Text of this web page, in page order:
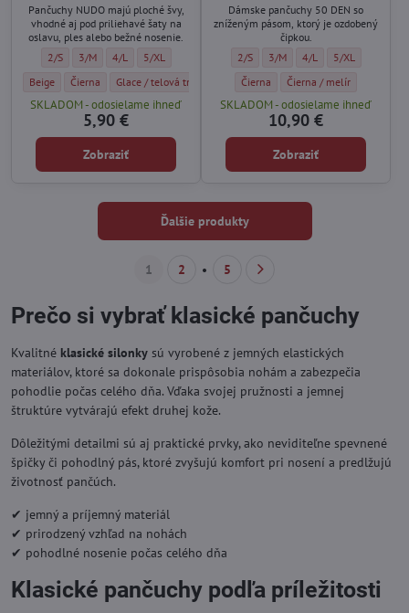
Pančuchy NUDO majú ploché švy,
vhodné aj pod priliehavé šaty na
oslavu, ples alebo bežné nosenie.
Kvalitné pančuchy NUDO 15 DEN Marilyn - Veľkosť:
2/S Kvalitné pančuchy NUDO 15 DEN Marilyn - Veľkosť:
3/M Kvalitné pančuchy NUDO 15 DEN Marilyn - Veľkosť:
4/L Kvalitné pančuchy NUDO 15 DEN Marilyn - Veľkosť:
5/XL
Kvalitné pančuchy NUDO 15 DEN Marilyn - Farba:
Beige Kvalitné pančuchy NUDO 15 DEN Marilyn - Farba:
Čierna Kvalitné pančuchy NUDO 15 DEN Marilyn - Farba:
Glace / telová tmavá Kvalitné pančuchy NUDO 15 DEN
Visone Kvalitné pančuchy NUDO
Grigio
SKLADOM - odosielame ihneď
5,90 €
Zobraziť
Dámske pančuchy 50 DEN so
zníženým pásom, ktorý je ozdobený
čipkou.
Bedrové pančuchy EROTIC VITA
2/S Bedrové pančuchy EROTIC
3/M Bedrové pančuchy
4/L Bedrové
5/XL
Bedrové pančuchy EROTIC VITA
Čierna Bedrové pančuchy
Čierna / melír
SKLADOM - odosielame ihneď
10,90 €
Zobraziť
Ďalšie produkty
1 2 5
Prečo si vybrať klasické pančuchy
Kvalitné klasické silonky sú vyrobené z jemných elastických
materiálov, ktoré sa dokonale prispôsobia nohám a zabezpečia
pohodlie počas celého dňa. Vďaka svojej pružnosti a jemnej
štruktúre vytvárajú efekt druhej kože.
Dôležitými detailmi sú aj praktické prvky, ako neviditeľne spevnené
špičky či pohodlný pás, ktoré zvyšujú komfort pri nosení a predlžujú
životnosť pančúch.
✔ jemný a príjemný materiál
✔ prirodzený vzhľad na nohách
✔ pohodlné nosenie počas celého dňa
Klasické pančuchy podľa príležitosti